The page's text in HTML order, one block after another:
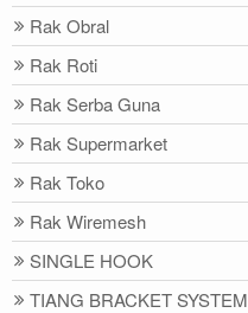
Rak Obral
Rak Roti
Rak Serba Guna
Rak Supermarket
Rak Toko
Rak Wiremesh
SINGLE HOOK
TIANG BRACKET SYSTEM